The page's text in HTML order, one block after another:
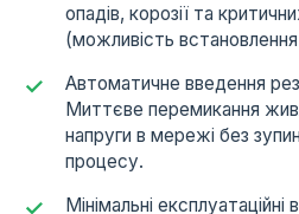
опадів, корозії та
(можливість
Автоматичне введення
Миттєве перемикання
напруги в мережі без
процесу.
Мінімальні